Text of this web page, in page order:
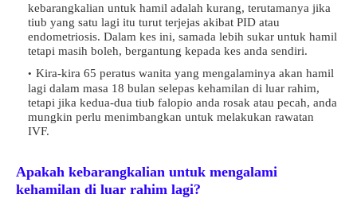
kebarangkalian untuk hamil adalah kurang, terutamanya jika
tiub yang satu lagi itu turut terjejas akibat PID atau
endometriosis. Dalam kes ini, samada lebih sukar untuk hamil
tetapi masih boleh, bergantung kepada kes anda sendiri.
Kira-kira 65 peratus wanita yang mengalaminya akan hamil
lagi dalam masa 18 bulan selepas kehamilan di luar rahim,
tetapi jika kedua-dua tiub falopio anda rosak atau pecah, anda
mungkin perlu menimbangkan untuk melakukan rawatan
IVF.
Apakah kebarangkalian untuk mengalami
kehamilan di luar rahim lagi?